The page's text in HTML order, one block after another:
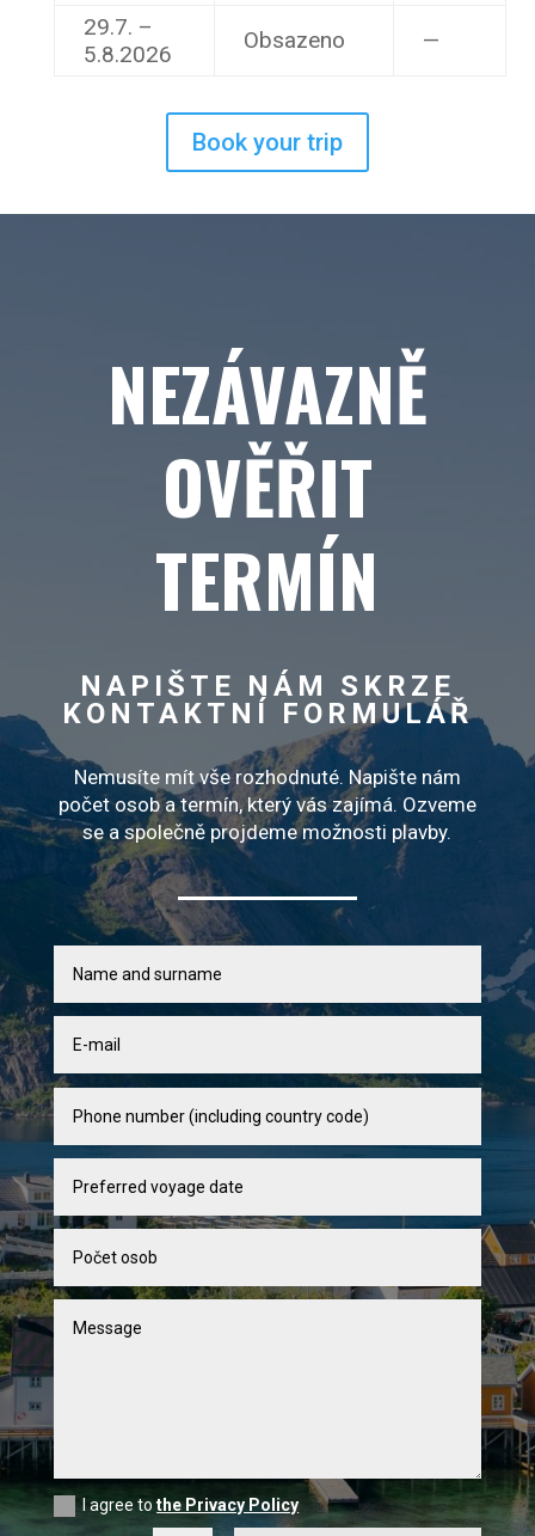
29.7. –
5.8.2026
Obsazeno —
Book your trip
NEZÁVAZNĚ
OVĚŘIT
TERMÍN
NAPIŠTE NÁM SKRZE
KONTAKTNÍ FORMULÁŘ
Nemusíte mít vše rozhodnuté. Napište nám
počet osob a termín, který vás zajímá. Ozveme
se a společně projdeme možnosti plavby.
I agree tothe Privacy Policy